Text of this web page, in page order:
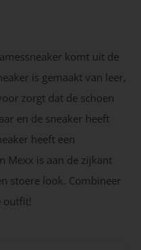
komt uit de
is gemaakt van leer,
zorgt dat de schoen
en de sneaker heeft
heeft een
Mexx is aan de zijkant
stoere look. Combineer
outfit!